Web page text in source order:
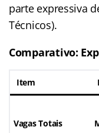
parte expressiva
Técnicos).
Comparativo:
Item
Vagas Totais